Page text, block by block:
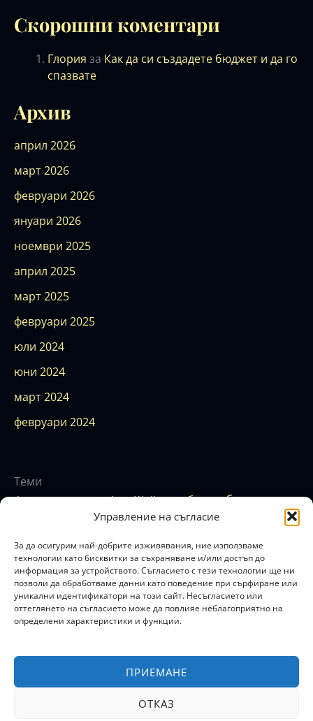
Управление на съгласие
За да осигурим най-добрите изживявания, ние използваме
технологии като бисквитки за съхраняване и/или достъп до
информация за устройството. Съгласието с тези технологии ще ни
позволи да обработваме данни като поведение при сърфиране или
уникални идентификатори на този сайт. Несъгласието или
оттеглянето на съгласието може да повлияе неблагоприятно на
определени характеристики и функции.
ПРИЕМАНЕ
ОТКАЗ
Скорошни коментари
Глория за Как да си създадете бюджет и да го
спазвате
Архив
април 2026
март 2026
февруари 2026
януари 2026
ноември 2025
април 2025
март 2025
февруари 2025
юли 2024
юни 2024
март 2024
февруари 2024
Теми
Финансова карма Фън Шуй аура баланс бюджет
егоизъм езотерика емоции енергия
закон
кариера карма книги концентрация креативност
луна любов магия мислене мистика музика
нумерология пари продуктвност просперитет
психология растеж рекалсация релаксинг ритуал
F